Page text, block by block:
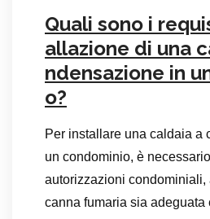
Quali sono i
allazione di una
ndensazione in
o?
Per installare una caldaia a
un condominio, è
autorizzazioni condominiali,
canna fumaria sia adeguata